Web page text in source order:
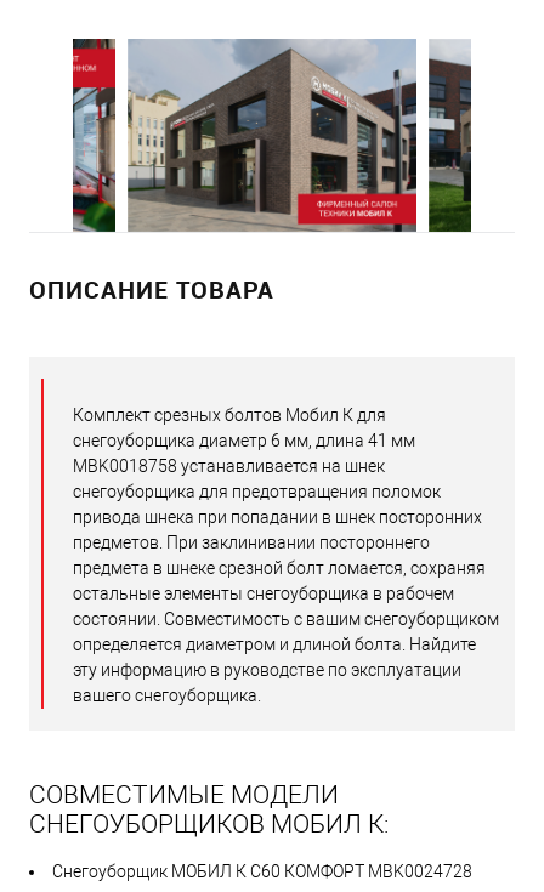
ОПИСАНИЕ ТОВАРА
Комплект срезных болтов Мобил К для
снегоуборщика диаметр 6 мм, длина 41 мм
MBK0018758 устанавливается на шнек
снегоуборщика для предотвращения поломок
привода шнека при попадании в шнек посторонних
предметов. При заклинивании постороннего
предмета в шнеке срезной болт ломается, сохраняя
остальные элементы снегоуборщика в рабочем
состоянии. Совместимость с вашим снегоуборщиком
определяется диаметром и длиной болта. Найдите
эту информацию в руководстве по эксплуатации
вашего снегоуборщика.
СОВМЕСТИМЫЕ МОДЕЛИ
СНЕГОУБОРЩИКОВ МОБИЛ К:
Снегоуборщик МОБИЛ К С60 КОМФОРТ MBK0024728